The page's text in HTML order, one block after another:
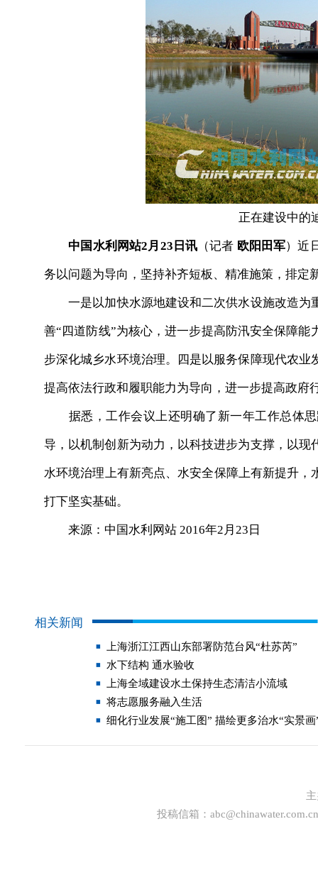
正在建设中的
中国水利网站2月23日讯（记者 欧阳田军）近
务以问题为导向，坚持补齐短板、精准施策，排定
一是以加快水源地建设和二次供水设施改造为
善“四道防线”为核心，进一步提高防汛安全保障
步深化城乡水环境治理。四是以服务保障现代农
提高依法行政和履职能力为导向，进一步提高政府
据悉，工作会议上还明确了新一年工作总体思
导，以机制创新为动力，以科技进步为支撑，以
水环境治理上有新亮点、水安全保障上有新提升
打下坚实基础。
来源：中国水利网站 2016年2月23日
相关新闻
上海浙江江西山东部署防范台风“杜苏芮”
水下结构 通水验收
上海全域建设水土保持生态清洁小流域
将志愿服务融入生活
细化行业发展“施工图” 描绘更多治水“实景画
投稿信箱： abc@chinawater.com.cn